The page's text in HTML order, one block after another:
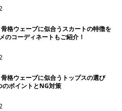
骨格ウェーブに似合うスカートの特徴を
のコーディネートもご紹介！
骨格ウェーブに似合うトップスの選び
のポイントとNG対策